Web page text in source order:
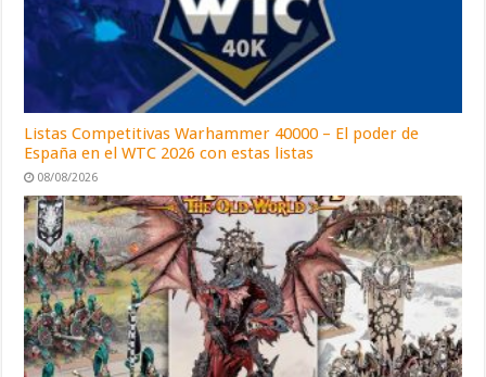
Listas Competitivas Warhammer 40000 – El poder de
España en el WTC 2026 con estas listas
08/08/2026